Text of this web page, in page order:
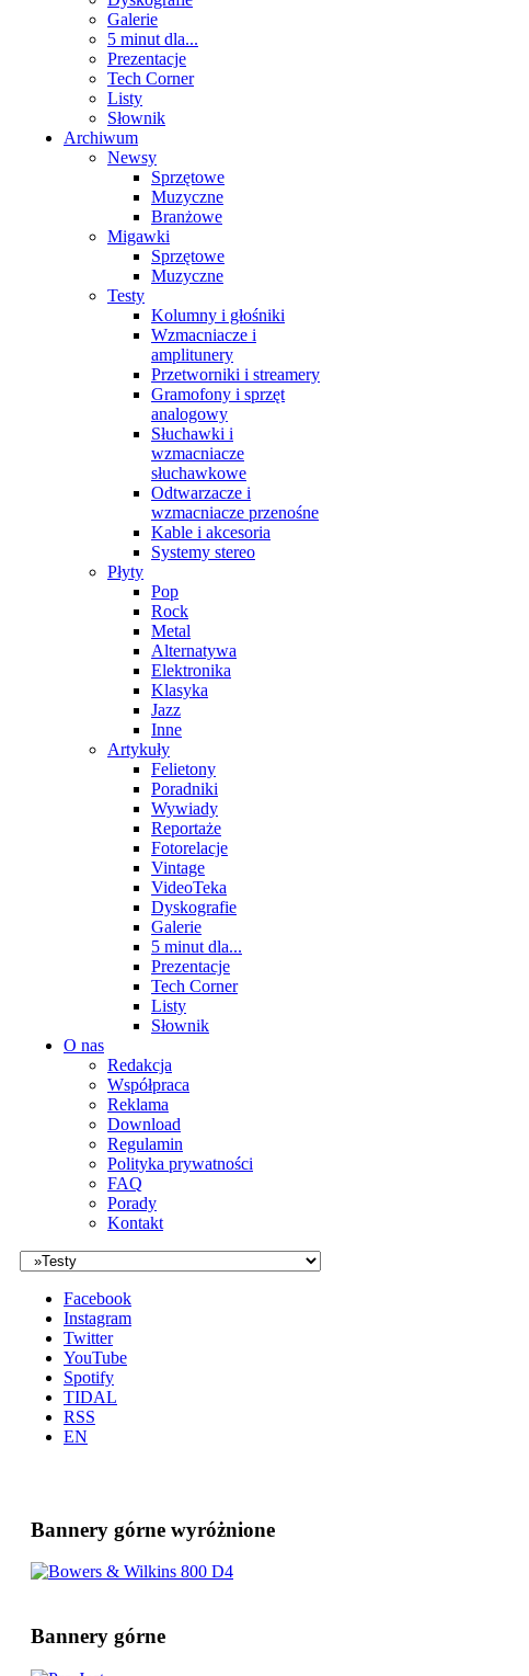
Galerie
5 minut dla...
Prezentacje
Tech Corner
Listy
Słownik
Archiwum
Newsy
Sprzętowe
Muzyczne
Branżowe
Migawki
Sprzętowe
Muzyczne
Testy
Kolumny i głośniki
Wzmacniacze i
amplitunery
Przetworniki i streamery
Gramofony i sprzęt
analogowy
Słuchawki i
wzmacniacze
słuchawkowe
Odtwarzacze i
wzmacniacze przenośne
Kable i akcesoria
Systemy stereo
Płyty
Pop
Rock
Metal
Alternatywa
Elektronika
Klasyka
Jazz
Inne
Artykuły
Felietony
Poradniki
Wywiady
Reportaże
Fotorelacje
Vintage
VideoTeka
Dyskografie
Galerie
5 minut dla...
Prezentacje
Tech Corner
Listy
Słownik
O nas
Redakcja
Współpraca
Reklama
Download
Regulamin
Polityka prywatności
FAQ
Porady
Kontakt
Facebook
Instagram
Twitter
YouTube
Spotify
TIDAL
RSS
EN
Bannery górne wyróżnione
Bannery górne